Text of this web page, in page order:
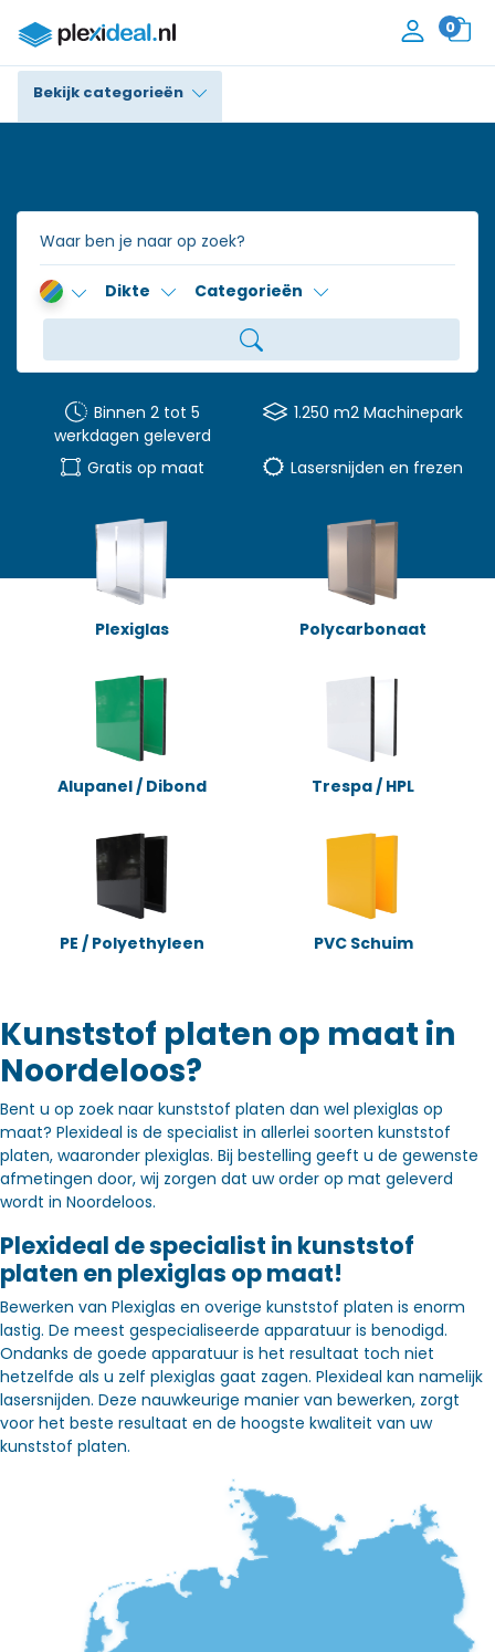
0
Bekijk categorieën
Trespa® / HPL
Alupanel / Dibond®
Accessoires
Dikte Categorieën
Binnen 2 tot 5
werkdagen geleverd
1.250 m2 Machinepark
Gratis op maat Lasersnijden en frezen
Plexiglas Polycarbonaat
Alupanel / Dibond Trespa / HPL
PE / Polyethyleen PVC Schuim
Kunststof platen op maat in
Noordeloos?
Bent u op zoek naar kunststof platen dan wel plexiglas op
maat? Plexideal is de specialist in allerlei soorten kunststof
platen, waaronder plexiglas. Bij bestelling geeft u de gewenste
afmetingen door, wij zorgen dat uw order op mat geleverd
wordt in Noordeloos.
Plexideal de specialist in kunststof
platen en plexiglas op maat!
Bewerken van Plexiglas en overige kunststof platen is enorm
lastig. De meest gespecialiseerde apparatuur is benodigd.
Ondanks de goede apparatuur is het resultaat toch niet
hetzelfde als u zelf plexiglas gaat zagen. Plexideal kan namelijk
lasersnijden. Deze nauwkeurige manier van bewerken, zorgt
voor het beste resultaat en de hoogste kwaliteit van uw
kunststof platen.